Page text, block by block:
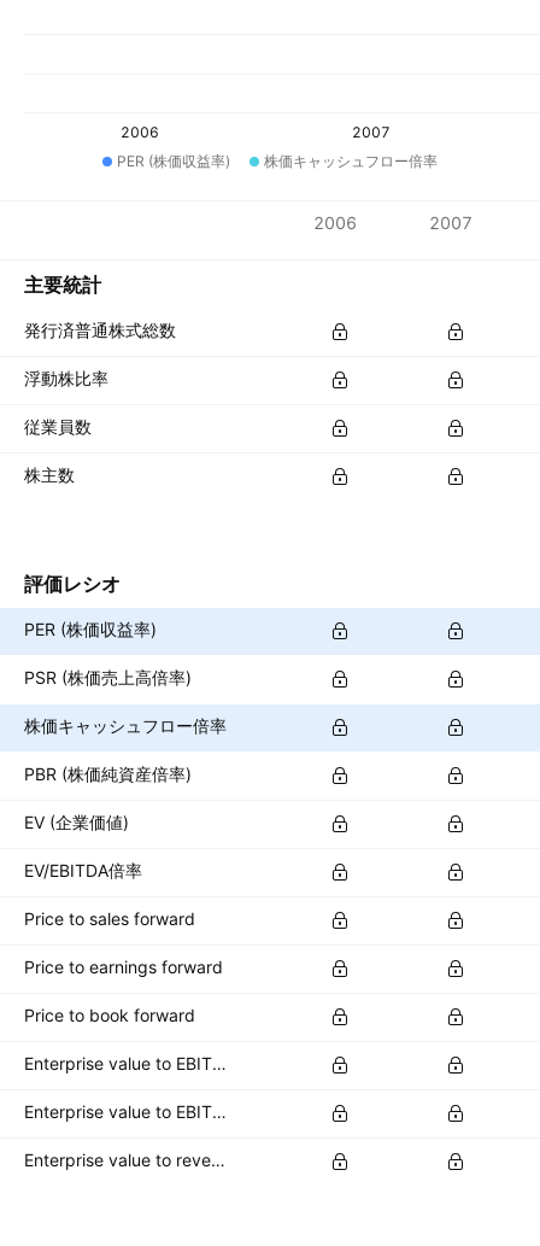
2006
2007
PER (株価収益率)
株価キャッシュフロー倍率
2006 2007
主要統計
発行済普通株式総数
浮動株比率
従業員数
株主数
評価レシオ
PER (株価収益率)
PSR (株価売上高倍率)
株価キャッシュフロー倍率
PBR (株価純資産倍率)
EV (企業価値)
EV/EBITDA倍率
Price to sales forward
Price to earnings forward
Price to book forward
Enterprise value to EBITDA forward
Enterprise value to EBIT forward
Enterprise value to revenue forward